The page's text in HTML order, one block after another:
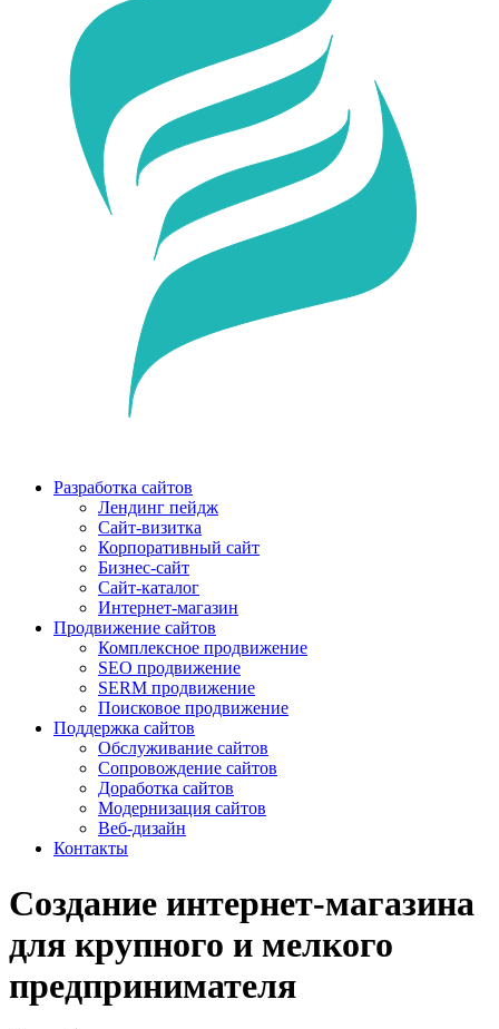
Разработка сайтов
Лендинг пейдж
Сайт-визитка
Корпоративный сайт
Бизнес-сайт
Сайт-каталог
Интернет-магазин
Продвижение сайтов
Комплексное продвижение
SEO продвижение
SERM продвижение
Поисковое продвижение
Поддержка сайтов
Обслуживание сайтов
Сопровождение сайтов
Доработка сайтов
Модернизация сайтов
Веб-дизайн
Контакты
Создание интернет-магазина
для крупного и мелкого
предпринимателя